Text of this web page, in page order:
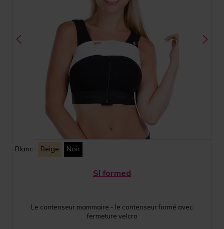
Blanc Beige Noir
SI formed
Le contenseur mammaire - le contenseur formé avec
fermeture velcro